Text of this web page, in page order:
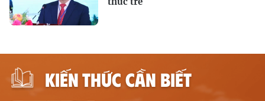
KIẾN THỨC CẦN BIẾT